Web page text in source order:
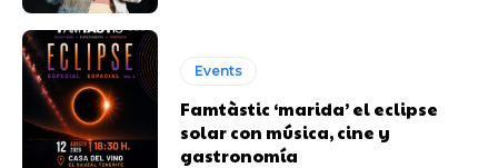
Events
Famtàstic ‘marida’ el eclipse
solar con música, cine y
gastronomía